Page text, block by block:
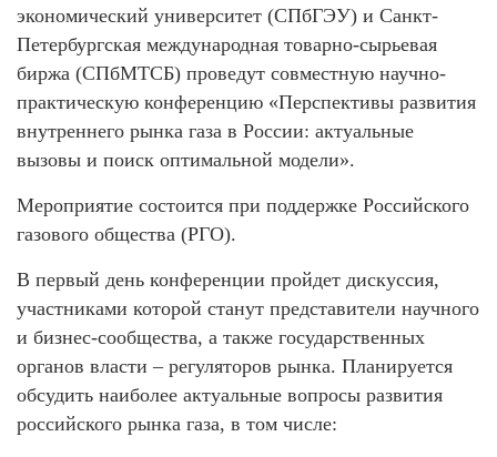
экономический университет (СПбГЭУ) и Санкт-
Петербургская международная товарно-сырьевая
биржа (СПбМТСБ) проведут совместную научно-
практическую конференцию «Перспективы развития
внутреннего рынка газа в России: актуальные
вызовы и поиск оптимальной модели».
Мероприятие состоится при поддержке Российского
газового общества (РГО).
В первый день конференции пройдет дискуссия,
участниками которой станут представители научного
и бизнес-сообщества, а также государственных
органов власти – регуляторов рынка. Планируется
обсудить наиболее актуальные вопросы развития
российского рынка газа, в том числе: